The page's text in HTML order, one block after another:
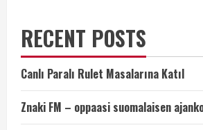
RECENT POSTS
Canlı Paralı Rulet Masalarına Katıl
Znaki FM – oppaasi suomalaisen